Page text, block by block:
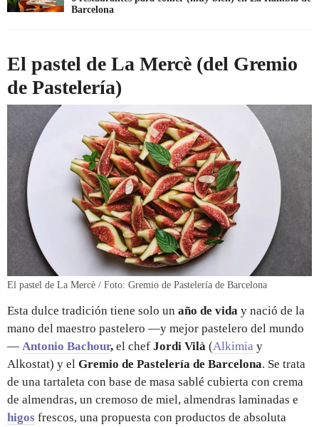
Barcelona
El pastel de La Mercè (del Gremio
de Pastelería)
El pastel de La Mercè / Foto: Gremio de Pastelería de Barcelona
Esta dulce tradición tiene solo un año de vida y nació de la
mano del maestro pastelero —y mejor pastelero del mundo
— Antonio Bachour, el chef Jordi Vilà (Alkimia y
Alkostat) y el Gremio de Pastelería de Barcelona. Se trata
de una tartaleta con base de masa sablé cubierta con crema
de almendras, un cremoso de miel, almendras laminadas e
higos frescos, una propuesta con productos de absoluta